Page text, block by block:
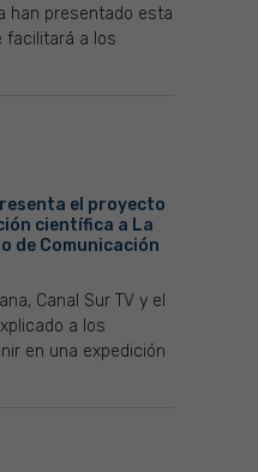
han presentado esta
facilitará a los
el proyecto
científica a La
de Comunicación
Canal Sur TV y el
a los
en una expedición